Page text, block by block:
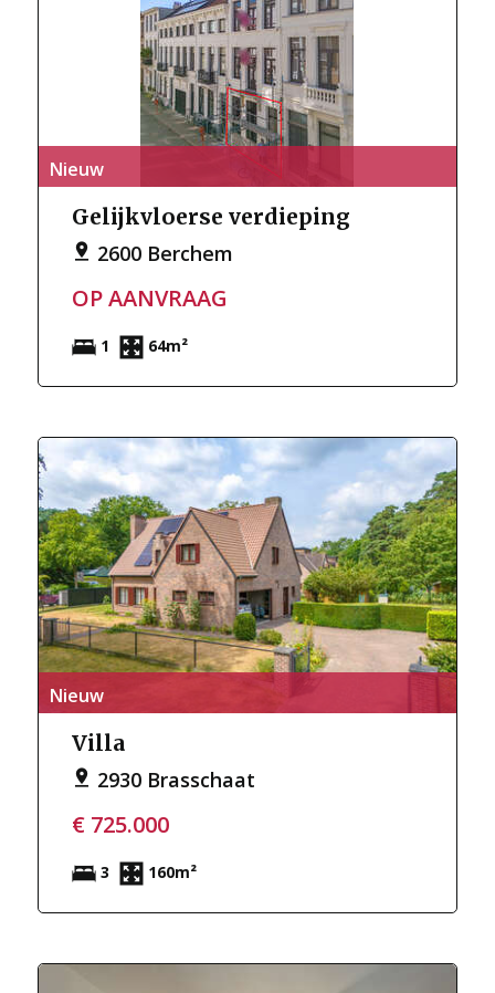
Nieuw
Gelijkvloerse verdieping
2600 Berchem
OP AANVRAAG
1 64m²
Nieuw
Villa
2930 Brasschaat
€ 725.000
3 160m²